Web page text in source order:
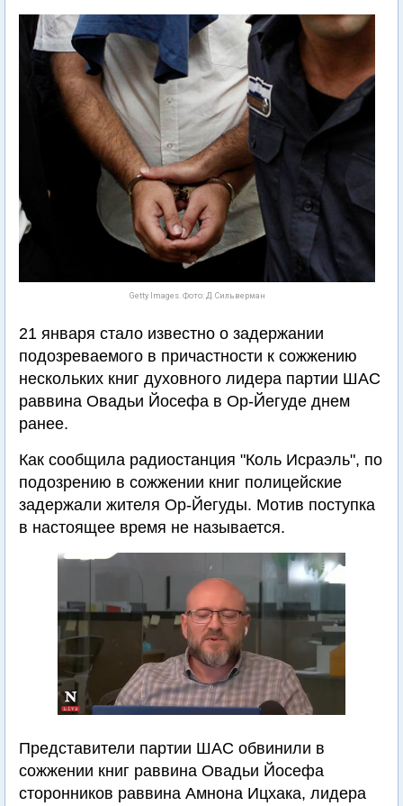
Getty Images. Фото: Д. Сильверман
21 января стало известно о задержании
подозреваемого в причастности к сожжению
нескольких книг духовного лидера партии ШАС
раввина Овадьи Йосефа в Ор-Йегуде днем
ранее.
Как сообщила радиостанция "Коль Исраэль", по
подозрению в сожжении книг полицейские
задержали жителя Ор-Йегуды. Мотив поступка
в настоящее время не называется.
Представители партии ШАС обвинили в
сожжении книг раввина Овадьи Йосефа
сторонников раввина Амнона Ицхака, лидера